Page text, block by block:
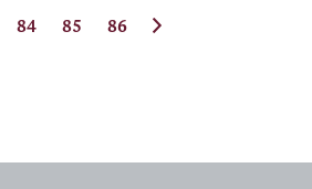
84 85 86